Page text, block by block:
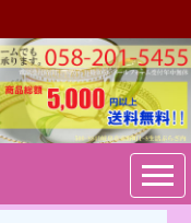
サイクル
マート